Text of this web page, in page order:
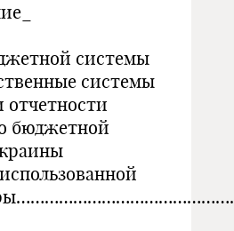
системы
системы
бюджетной